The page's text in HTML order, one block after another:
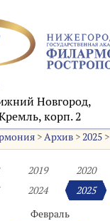
Новгород,
корп. 2
>Архив>2025>
2019 2020
2024 2025
Февраль